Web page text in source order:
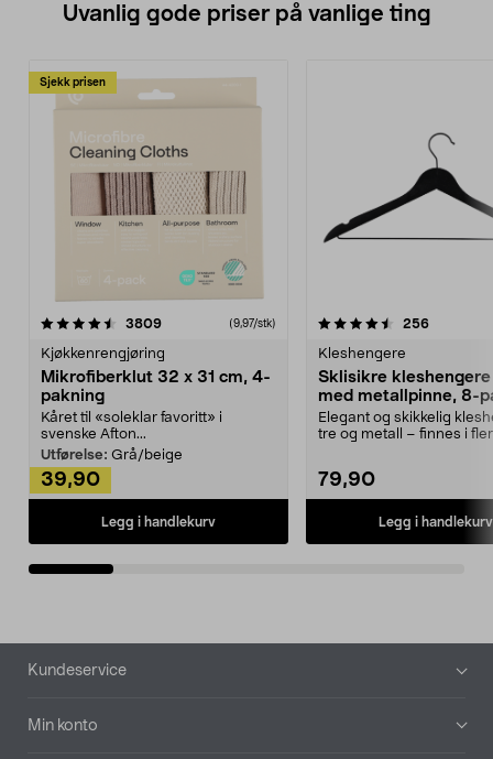
Uvanlig gode priser på vanlige ting
Sjekk prisen
3809anmeldelser(9,97/stk)
Kjøkkenrengjøring
Mikrofiberklut 32 x 31 cm, 4-
pakning
Kåret til «soleklar favoritt» i
svenske Afton...
Utførelse: Grå/beige
39,90
Legg i handlekurv
4.5av 5 stjerner 256
Kleshengere
Sklisikre
med metallpinne, 8-
Elegant og skikkelig
tre og metall – finnes i
79,90
Legg i handlekurv
4.5av 5 stjerner
Bunntekst
Kundeservice
Min konto